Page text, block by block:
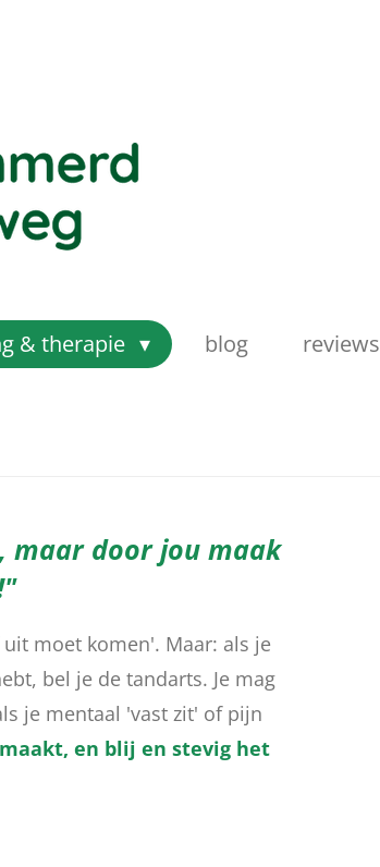
& therapie blog reviews
maar door jou maak
moet komen'. Maar: als je
bel je de tandarts. Je mag
je mentaal 'vast zit' of pijn
en blij en stevig het